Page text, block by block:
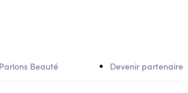
Parlons Beauté Devenir partenaire